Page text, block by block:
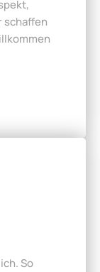
schaffen
So